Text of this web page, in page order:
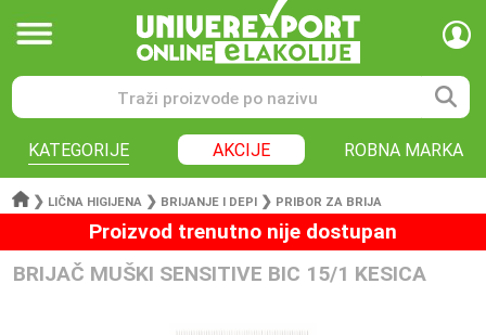
KATEGORIJE AKCIJE ROBNA MARKA
❯ LIČNA HIGIJENA ❯ BRIJANJE I DEPI ❯ PRIBOR ZA BRIJA
Proizvod trenutno nije dostupan
BRIJAČ MUŠKI SENSITIVE BIC 15/1 KESICA